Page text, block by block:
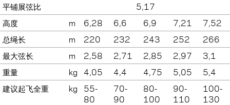
平铺展弦比
5,17
高度
m 6,28 6,6 6,9 7,21
7,52
总绳长
m 220 232 243 252
266
最大弦长
m 2,58 2,71 2,85 2,97
3,1
重量
kg 4,05 4,4 4,75 5,05
5,4
建议起飞全重
kg
55-
80
70-
90
80-
100
90-
110
100-
130